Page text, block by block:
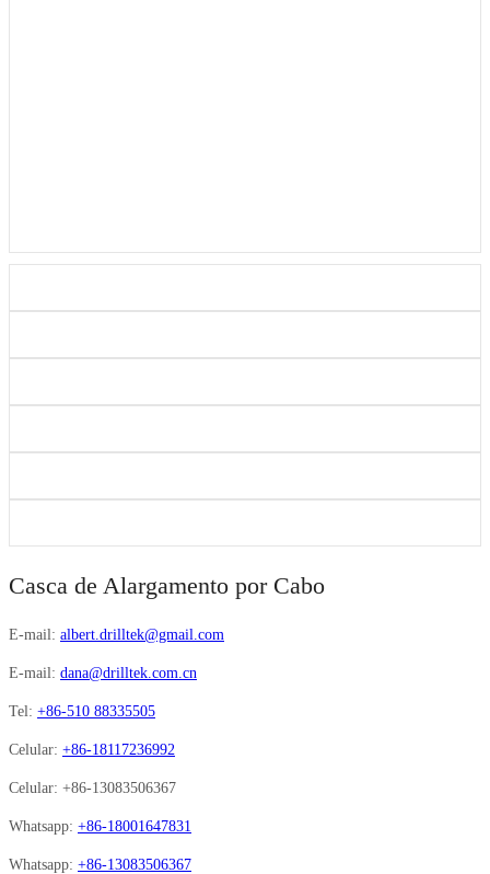
Casca de Alargamento por Cabo
E-mail: albert.drilltek@gmail.com
E-mail: dana@drilltek.com.cn
Tel: +86-510 88335505
Celular: +86-18117236992
Celular: +86-13083506367
Whatsapp: +86-18001647831
Whatsapp: +86-13083506367